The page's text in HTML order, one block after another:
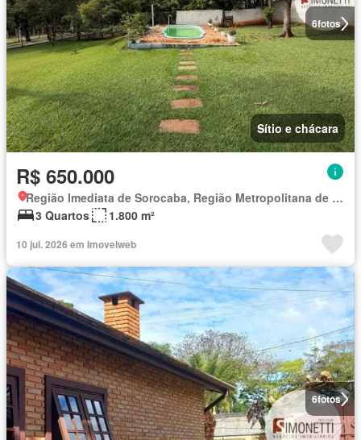
6fotos
Sítio e chácara
R$ 650.000
Região Imediata de Sorocaba, Região Metropolitana de Sorocaba
3 Quartos
1.800 m²
10 jul. 2026 em Imovelweb
6fotos